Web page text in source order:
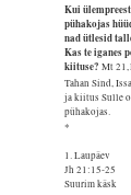
Kui
pühakojas
nad ütlesid
Kas te iganes
kiituse?Mt
Tahan Sind,
ja kiitus Sulle
pühakojas.
*
1. Laupäev
Jh 21:15-25
Suurim käsk